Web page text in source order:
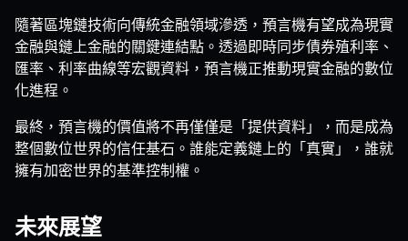
隨著區塊鏈技術向傳統金融領域滲透，預言機有望成為現實
金融與鏈上金融的關鍵連結點。透過即時同步債券殖利率、
匯率、利率曲線等宏觀資料，預言機正推動現實金融的數位
化進程。
最終，預言機的價值將不再僅僅是「提供資料」，而是成為
整個數位世界的信任基石。誰能定義鏈上的「真實」，誰就
擁有加密世界的基準控制權。
未來展望